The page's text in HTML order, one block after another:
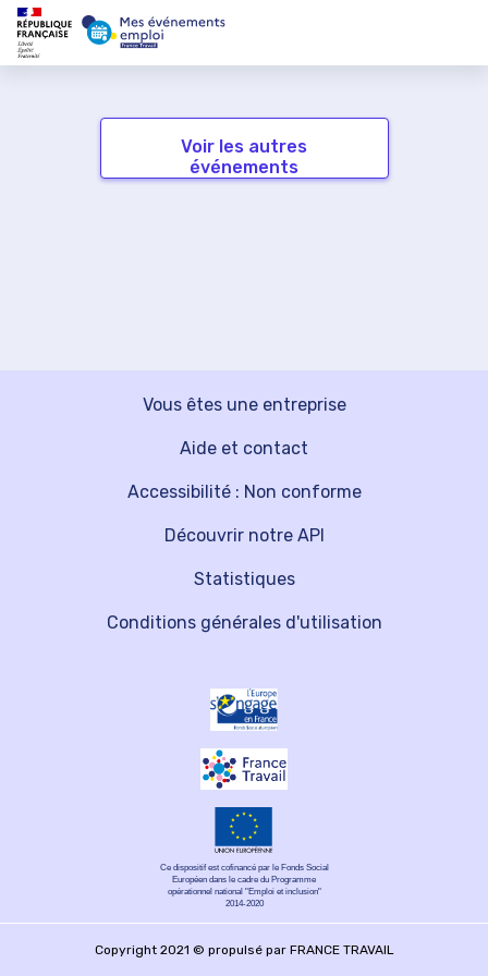
Voir les autres
événements
Vous êtes une entreprise
Découvrir notre API
Aide et contact
Statistiques
Accessibilité : Non conforme
Conditions générales d'utilisation
Ce dispositif est cofinancé par le Fonds Social
Européen dans le cadre du Programme
opérationnel national "Emploi et inclusion"
2014-2020
Copyright 2021 © propulsé par FRANCE TRAVAIL